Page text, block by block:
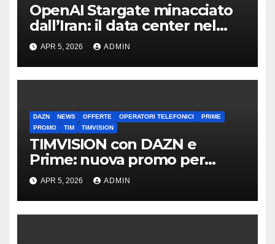
OpenAI Stargate minacciato
dall’Iran: il data center nel
mirino
APR 5, 2026 ADMIN
DAZN NEWS OFFERTE OPERATORI TELEFONICI
PRIME
PROMO
TIM TIMVISION
TIMVISION con DAZN e
Prime: nuova promo per
clienti TIM
APR 5, 2026 ADMIN